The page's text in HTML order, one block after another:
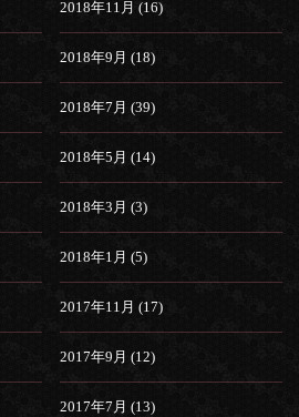
2018年11月 (16)
2018年9月 (18)
2018年7月 (39)
2018年5月 (14)
2018年3月 (3)
2018年1月 (5)
2017年11月 (17)
2017年9月 (12)
2017年7月 (13)